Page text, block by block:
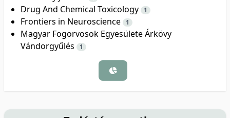
Drug And Chemical Toxicology 1
Frontiers in Neuroscience 1
Magyar Fogorvosok Egyesülete Árkövy
Vándorgyűlés
1